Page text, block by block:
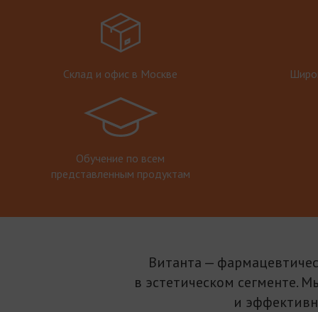
Склад и офис в Москве
Обучение по всем
представленным продуктам
Витанта —
в эстетическом сегменте.
и